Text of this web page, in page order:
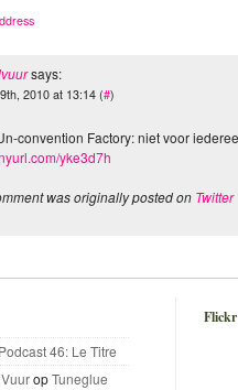
says:
2010 at 13:14 (#)
convention Factory: niet voor
yke3d7h
was originally posted on Twitter
Podcast 46: Le Titre
opTuneglue
Flickr